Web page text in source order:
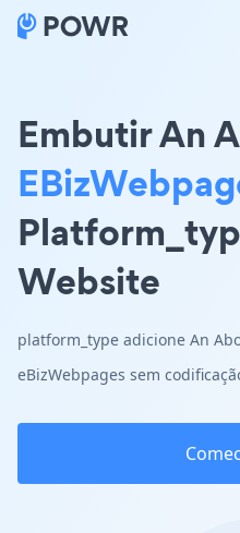
Embutir An
Website
platform_type adicione An
eBizWebpages sem